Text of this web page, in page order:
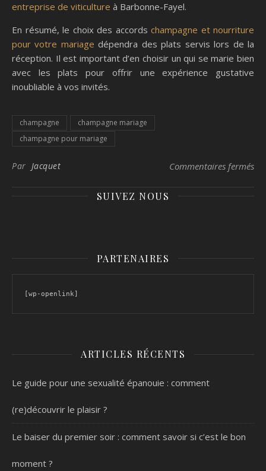
entreprise de viticulture à Barbonne-Fayel.
En résumé, le choix des accords champagne et nourriture
pour votre mariage dépendra des plats servis lors de la
réception. Il est important d’en choisir un qui se marie bien
avec les plats pour offrir une expérience gustative
inoubliable à vos invités.
champagne
champagne mariage
champagne pour mariage
Par Jacquet Commentaires fermés
SUIVEZ NOUS
PARTENAIRES
[wp-openlink]
ARTICLES RÉCENTS
Le guide pour une sexualité épanouie : comment
(re)découvrir le plaisir ?
Le baiser du premier soir : comment savoir si c’est le bon
moment ?